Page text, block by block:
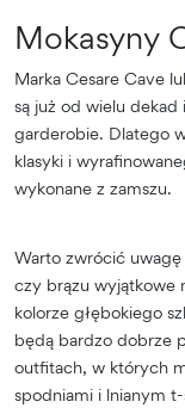
Mokasyny
Marka Cesare Cave
są już od wielu dekad
garderobie. Dlatego
klasyki i
wykonane z zamszu.
Warto zwrócić
czy brązu wyjątkowe
kolorze głębokiego
będą bardzo dobrze
outfitach, w których
spodniami i lnianym